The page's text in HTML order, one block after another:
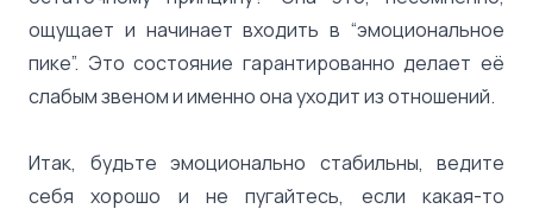
ощущает и начинает входить в “эмоциональное
пике”. Это состояние гарантированно делает её
слабым звеном и именно она уходит из отношений.
Итак, будьте эмоционально стабильны, ведите
себя хорошо и не пугайтесь, если какая-то